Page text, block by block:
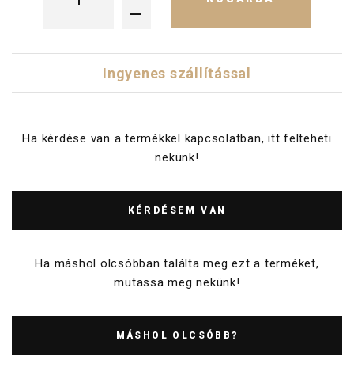
Ingyenes szállítással
Ha kérdése van a termékkel kapcsolatban, itt felteheti
nekünk!
KÉRDÉSEM VAN
Ha máshol olcsóbban találta meg ezt a terméket,
mutassa meg nekünk!
MÁSHOL OLCSÓBB?